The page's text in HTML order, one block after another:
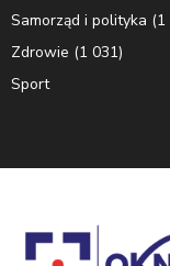
Samorząd i polityka (1
Zdrowie (1 031)
Sport